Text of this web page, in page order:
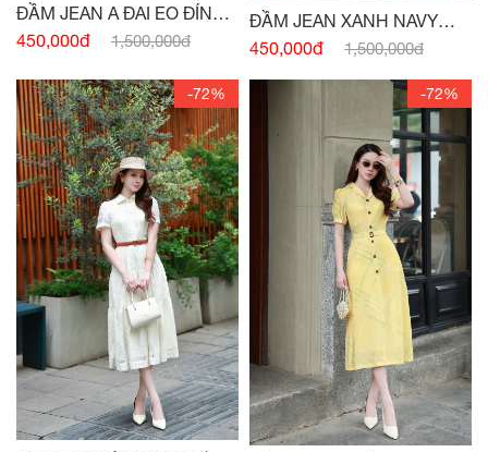
ĐẦM JEAN A ĐAI EO ĐÍNH
CÚC
450,000đ 1,500,000đ
ĐẦM JEAN XANH NAVY
SÁT NÁCH ĐAI EO
450,000đ 1,500,000đ
-72% -72%